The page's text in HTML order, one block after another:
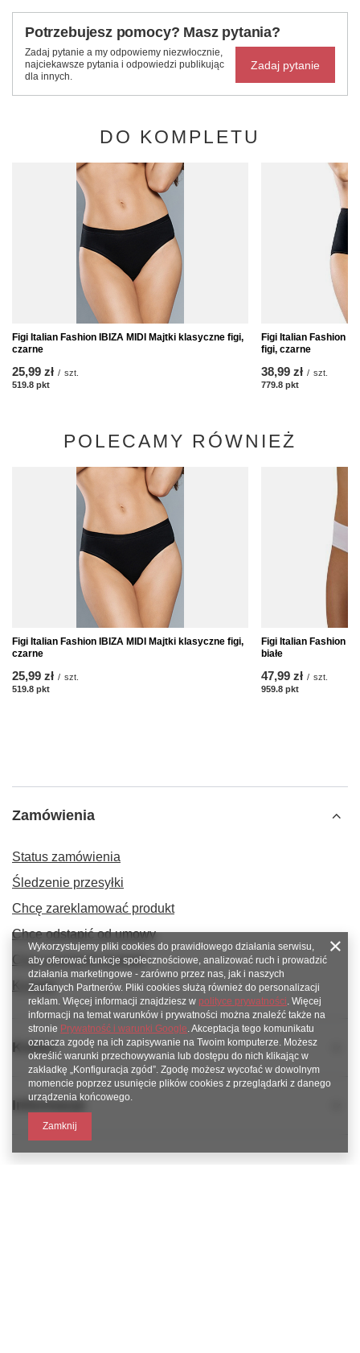
Potrzebujesz pomocy? Masz pytania?
Zadaj pytanie a my odpowiemy niezwłocznie,
najciekawsze pytania i odpowiedzi publikując
dla innych.
Zadaj pytanie
DO KOMPLETU
Figi Italian Fashion IBIZA MIDI Majtki klasyczne figi,
czarne
25,99 zł / szt.
519.8 pkt
Figi Italian Fashion
figi, czarne
38,99 zł / szt.
779.8 pkt
POLECAMY RÓWNIEŻ
Figi Italian Fashion IBIZA MIDI Majtki klasyczne figi,
czarne
25,99 zł / szt.
519.8 pkt
Figi Italian Fashion
białe
47,99 zł / szt.
959.8 pkt
Zamówienia
Status zamówienia
Śledzenie przesyłki
Chcę zareklamować produkt
Chcę odstąpić od umowy
Chcę wymienić produkt
Kontakt
Konto
Informacje
Wykorzystujemy pliki cookies do prawidłowego działania serwisu,
aby oferować funkcje społecznościowe, analizować ruch i prowadzić
działania marketingowe - zarówno przez nas, jak i naszych
Zaufanych Partnerów. Pliki cookies służą również do personalizacji
reklam. Więcej informacji znajdziesz w polityce prywatności. Więcej
informacji na temat warunków i prywatności można znaleźć także na
stronie Prywatność i warunki Google. Akceptacja tego komunikatu
oznacza zgodę na ich zapisywanie na Twoim komputerze. Możesz
określić warunki przechowywania lub dostępu do nich klikając w
zakładkę „Konfiguracja zgód”. Zgodę możesz wycofać w dowolnym
momencie poprzez usunięcie plików cookies z przeglądarki z danego
urządzenia końcowego.
Zamknij